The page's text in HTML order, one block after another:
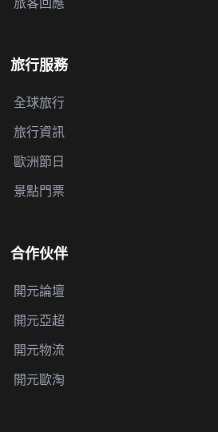
旅行服務
全球旅行
旅行資訊
歐洲節日
景點門票
合作伙伴
開元論壇
開元亞超
開元物流
開元歐淘